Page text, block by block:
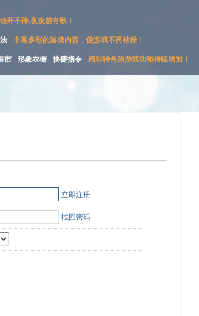
开不停,夜夜越有歌！
丰富多彩的游戏内容，使游戏不再枯燥！
市 形象衣橱 快捷指令 精彩特色的游戏功能持续增加！
立即注册
找回密码